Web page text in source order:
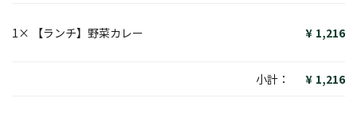
1× 【ランチ】野菜カレー 1,216
小計： 1,216